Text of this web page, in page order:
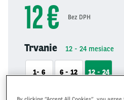
12 € Bez DPH
Trvanie 12 - 24 mesiace
1- 6 6 - 12 12 - 24